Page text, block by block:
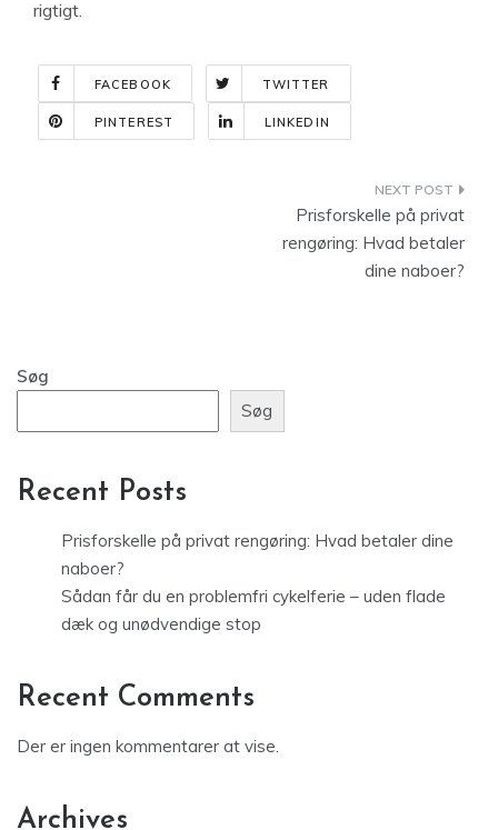
rigtigt.
FACEBOOK TWITTER
PINTEREST LINKEDIN
Prisforskelle på privat
rengøring: Hvad betaler
dine naboer?
Søg
Søg
Recent Posts
Prisforskelle på privat rengøring: Hvad betaler dine
naboer?
Sådan får du en problemfri cykelferie – uden flade
dæk og unødvendige stop
Recent Comments
Der er ingen kommentarer at vise.
Archives